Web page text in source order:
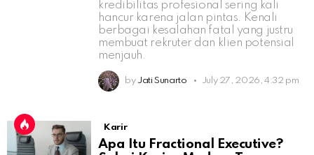
kredibilitas profesional sering kali
hancur karena jalan pintas. Kenali
berbagai kesalahan fatal yang justru
membuat rekruter dan klien potensial
menjauh.
by Jati Sunarto July 27, 2026, 4:32 pm
Karir
Apa Itu Fractional Executive?